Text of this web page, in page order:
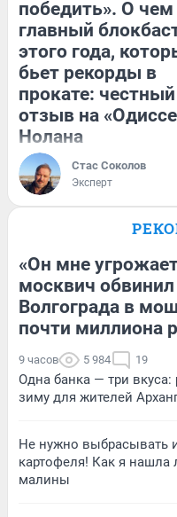
победить». О чем
главный
этого года,
бьет рекорды в
прокате: честный
отзыв на
Нолана
Стас Соколов
Эксперт
«Он мне
москвич обвинил
Волгограда в
почти миллиона
9 часов 5 984 19
Одна банка — три
зиму для жителей
Не нужно выбрасывать
картофеля! Как я нашла
малины